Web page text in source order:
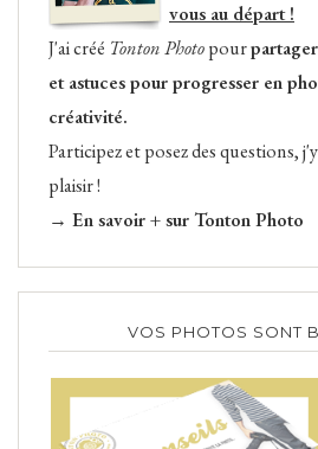
vous au départ !
J'ai créé Tonton Photopour
et astuces pour progresser en
créativité.
Participez et posez des questions,
plaisir !
→ En savoir + sur Tonton Photo
VOS PHOTOS SONT